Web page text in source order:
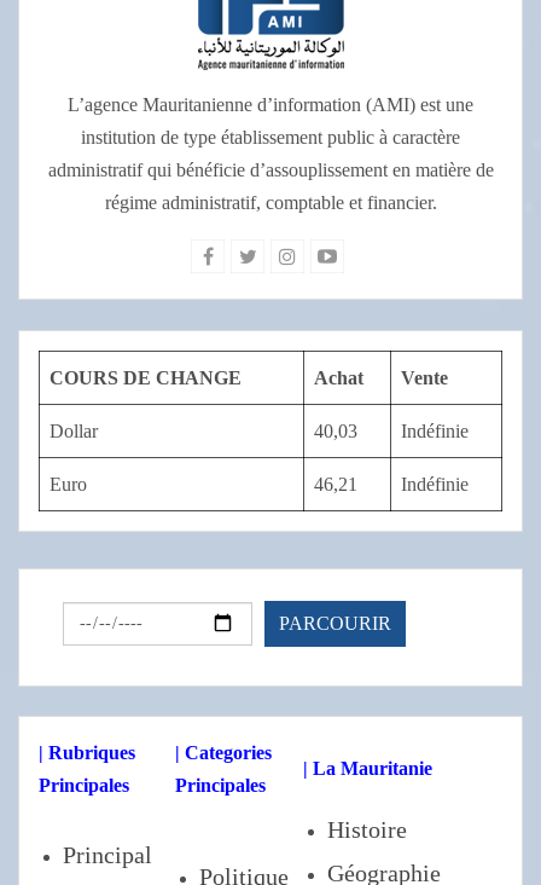
L’agence Mauritanienne d’information (AMI) est une
institution de type établissement public à caractère
administratif qui bénéficie d’assouplissement en matière de
régime administratif, comptable et financier.
COURS DE CHANGE Achat Vente
Dollar 40,03 Indéfinie
Euro 46,21 Indéfinie
| Rubriques
Principales
| Categories
Principales
| La Mauritanie
Principal
Politique
Histoire
Géographie